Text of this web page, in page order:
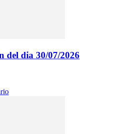
del dia 30/07/2026